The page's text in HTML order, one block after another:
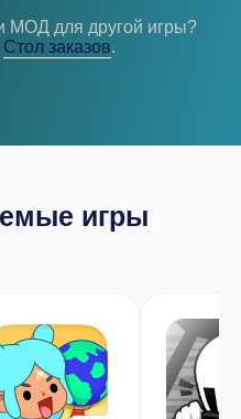
МОД для другой игры?
Cтол заказов.
игры